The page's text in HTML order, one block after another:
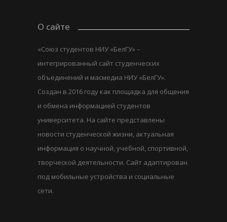
О сайте
«Союз студентов НИУ «БелГУ» –
интегрированный сайт студенческих
объединений и масмедиа НИУ «БелГУ».
Создан в 2016 году как площадка для общения
и обмена информацией студентов
университета. На сайте представлены
новости студенческой жизни, актуальная
информация о научной, учебной, спортивной,
творческой деятельности. Сайт адаптирован
под мобильные устройства и социальные
сети.